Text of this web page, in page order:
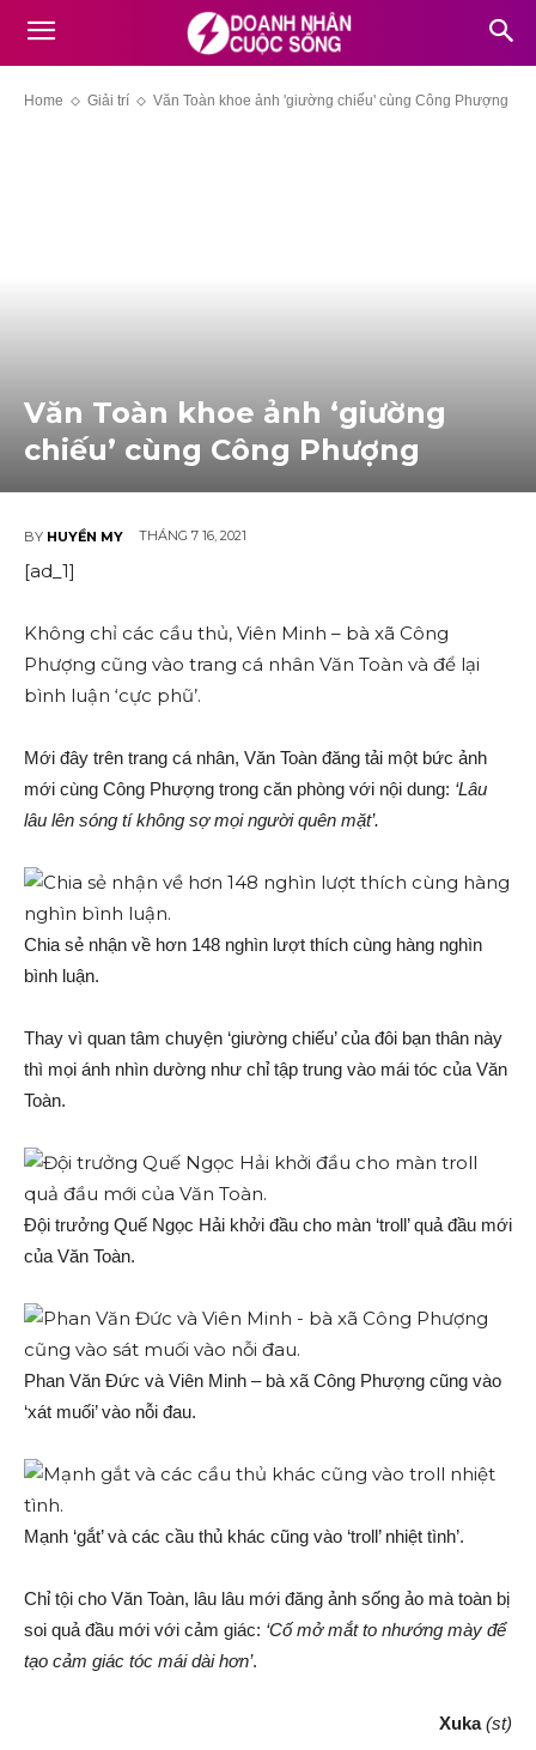
Home Giải trí Văn Toàn khoe ảnh 'giường chiếu' cùng Công Phượng
Văn Toàn khoe ảnh ‘giường
chiếu’ cùng Công Phượng
BY HUYỀN MY THÁNG 7 16, 2021
[ad_1]
Không chỉ các cầu thủ, Viên Minh – bà xã Công
Phượng cũng vào trang cá nhân Văn Toàn và để lại
bình luận ‘cực phũ’.
Mới đây trên trang cá nhân, Văn Toàn đăng tải một bức ảnh
mới cùng Công Phượng trong căn phòng với nội dung: ‘Lâu
lâu lên sóng tí không sợ mọi người quên mặt’.
Chia sẻ nhận về hơn 148 nghìn lượt thích cùng hàng nghìn
bình luận.
Thay vì quan tâm chuyện ‘giường chiếu’ của đôi bạn thân này
thì mọi ánh nhìn dường như chỉ tập trung vào mái tóc của Văn
Toàn.
Đội trưởng Quế Ngọc Hải khởi đầu cho màn ‘troll’ quả đầu mới
của Văn Toàn.
Phan Văn Đức và Viên Minh – bà xã Công Phượng cũng vào
‘xát muối’ vào nỗi đau.
Mạnh ‘gắt’ và các cầu thủ khác cũng vào ‘troll’ nhiệt tình’.
Chỉ tội cho Văn Toàn, lâu lâu mới đăng ảnh sống ảo mà toàn bị
soi quả đầu mới với cảm giác: ‘Cố mở mắt to nhướng mày để
tạo cảm giác tóc mái dài hơn’.
Xuka(st)